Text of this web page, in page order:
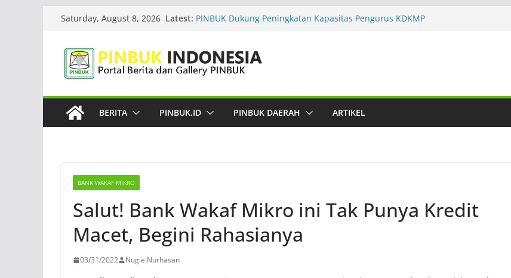
content
Saturday, August 8, 2026 Latest: PINBUK Dukung Peningkatan Kapasitas Pengurus KDKMP
Indonesia Gelar Pelatihan Digitalisasi dan Artificial
Intelligence untuk Dakwah, Lingkungan Hidup, Zakat, dan
Wakaf
Indonesia, Ini Syaratnya
Pakar Ungkap Alasan Keuangan Syariah Lebih Tahan Krisis
LDP PINBUK Terjunkan 202 Trainer ke 60 Satuan
BERITA PINBUK.ID PINBUK DAERAH ARTIKEL
BANK WAKAF MIKRO
Salut! Bank Wakaf Mikro ini Tak Punya Kredit
Macet, Begini Rahasianya
03/31/2022 Nugie Nurhasan